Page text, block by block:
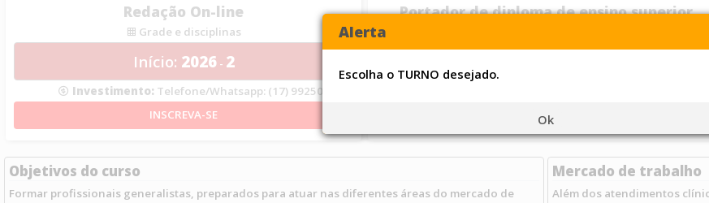
Redação On-line
Grade e disciplinas
Início: 2026 - 2
Investimento: Telefone/Whatsapp: (17) 99250-7836
Portador de diploma de ensino superior
Objetivos do curso
Formar profissionais generalistas, preparados para atuar nas diferentes áreas do mercado de
Mercado de trabalho
Além dos atendimentos
Alerta
Escolha o TURNO desejado.
Ok